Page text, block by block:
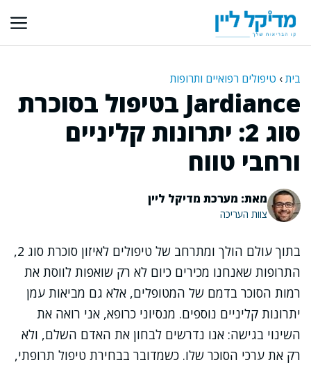
לתוכן
בית› טיפולים רפואיים ותרופות
Jardiance בטיפול בסוכרת
סוג 2: יתרונות קליניים
ורחבי טווח
מאת: מערכת מדיקל ליין
צוות העריכה
בתוך עולם הולך ומתרחב של טיפולים לאיזון סוכרת סוג 2,
התרופות שאנחנו מכירים כיום לא רק שואפות לווסת את
רמות הסוכר בדמם של המטופלים, אלא גם מביאות עמן
יתרונות קליניים נוספים. מנסיוני כרופא, אני רואה את
השינוי בגישה: אנו נדרשים לבחון את האדם השלם, ולא
רק את ערכי הסוכר שלו. כשמדובר בבחירת טיפול תרופתי,